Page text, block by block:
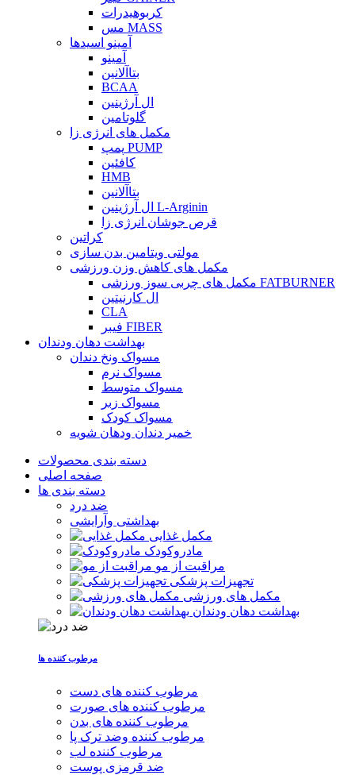
کربوهیدرات
مس MASS
آمینو اسیدها
آمینو
بتاآلانین
BCAA
ال آرژینین
گلوتامین
مکمل های انرژی زا
پمپ PUMP
کافئین
HMB
بتاآلانین
ال آرژینین L-Arginin
قرص جوشان انرژی زا
کراتین
مولتی ویتامین بدن سازی
مکمل های کاهش وزن ورزشی
مکمل های چربی سوز ورزشی FATBURNER
ال کارنیتین
CLA
فیبر FIBER
بهداشت دهان ودندان
مسواک ونخ دندان
مسواک نرم
مسواک متوسط
مسواک زبر
مسواک کودک
خمیر دندان ودهان شویه
دسته بندی محصولات
صفحه اصلی
دسته بندی ها
ضد درد
بهداشتی وآرایشی
مکمل غذایی
مادروکودک
مراقبت از مو
تجهیزات پزشکی
مکمل های ورزشی
بهداشت دهان ودندان
مرطوب کننده ها
مرطوب کننده های دست
مرطوب کننده های صورت
مرطوب کننده های بدن
مرطوب کننده وضد ترک پا
مرطوب کننده لب
ضد قرمزی پوست